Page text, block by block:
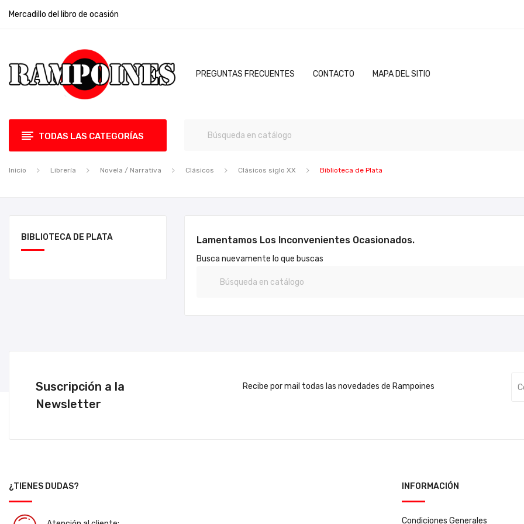
Mercadillo del libro de ocasión
PREGUNTAS FRECUENTES CONTACTO MAPA DEL SITIO
TODAS LAS CATEGORÍAS
Inicio Librería Novela / Narrativa Clásicos Clásicos siglo XX Biblioteca de Plata
BIBLIOTECA DE PLATA Lamentamos Los Inconvenientes Ocasionados.
Busca nuevamente lo que buscas
Suscripción a la
Newsletter
Recibe por mail todas las novedades de Rampoines
¿TIENES DUDAS? INFORMACIÓN
Condiciones Generales